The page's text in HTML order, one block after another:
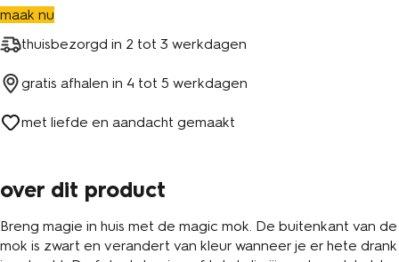
maak nu
thuisbezorgd in 2 tot 3 werkdagen
gratis afhalen in 4 tot 5 werkdagen
met liefde en aandacht gemaakt
over dit product
Breng magie in huis met de magic mok. De buitenkant van de
mok is zwart en verandert van kleur wanneer je er hete drank